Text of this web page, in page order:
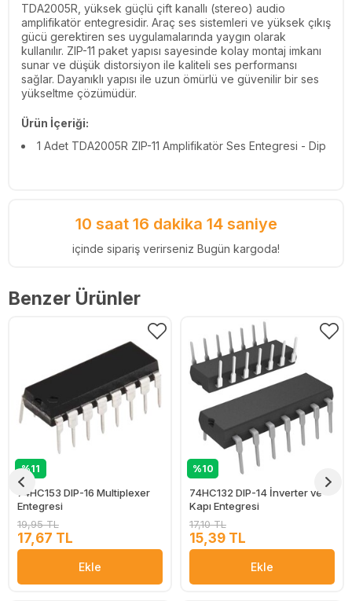
TDA2005R, yüksek güçlü çift kanallı (stereo) audio
amplifikatör entegresidir. Araç ses sistemleri ve yüksek çıkış
gücü gerektiren ses uygulamalarında yaygın olarak
kullanılır. ZIP-11 paket yapısı sayesinde kolay montaj imkanı
sunar ve düşük distorsiyon ile kaliteli ses performansı
sağlar. Dayanıklı yapısı ile uzun ömürlü ve güvenilir bir ses
yükseltme çözümüdür.
Ürün İçeriği:
1 Adet TDA2005R ZIP-11 Amplifikatör Ses Entegresi - Dip
10 saat 16 dakika 14 saniye
içinde sipariş verirseniz Bugün kargoda!
Benzer Ürünler
%11
74HC153 DIP-16 Multiplexer
Entegresi
19,95 TL
17,67 TL
Ekle
%10
74HC132 DIP-14 İnverter ve
Kapı Entegresi
17,10 TL
15,39 TL
Ekle